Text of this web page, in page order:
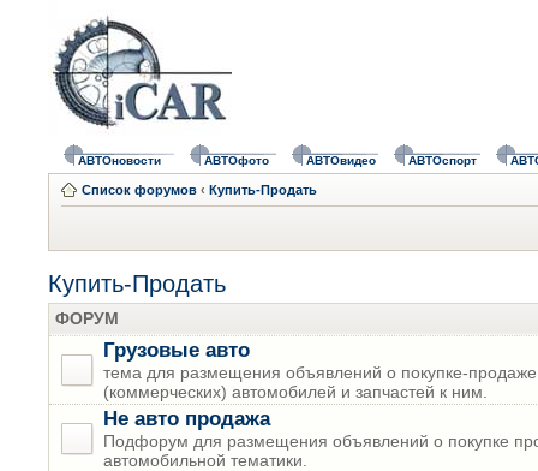
АВТОновости АВТОфото АВТОвидео АВТОспорт
Список форумов ‹ Купить-Продать
Купить-Продать
ФОРУМ
Грузовые авто
тема для размещения объявлений о покупке-продаже
(коммерческих) автомобилей и запчастей к ним.
Не авто продажа
Подфорум для размещения объявлений о покупке
автомобильной тематики.